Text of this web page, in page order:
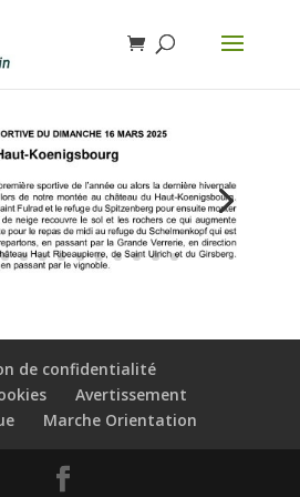
de confidentialité
Avertissement
Marche Orientation